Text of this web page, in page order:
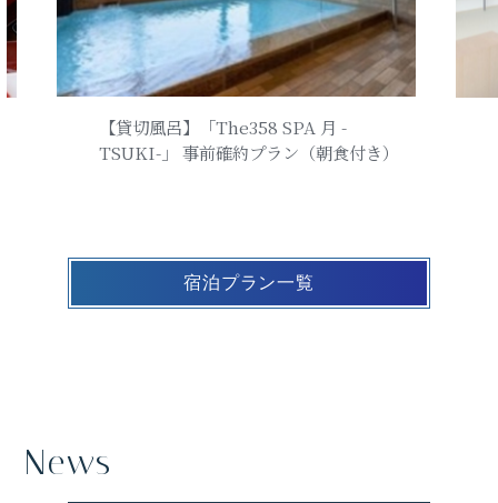
【貸切風呂】「The358 SPA 月 -
TSUKI-」 事前確約プラン（朝食付き）
宿泊プラン一覧
News